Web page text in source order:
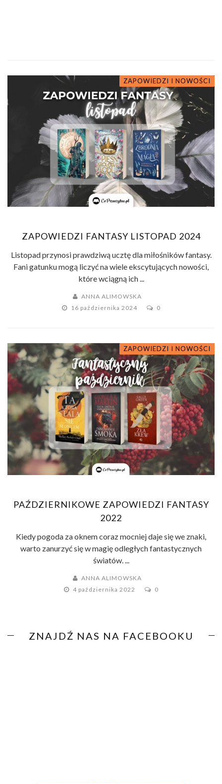
ZAPOWIEDZI I NOWOŚCI
ZAPOWIEDZI FANTASY LISTOPAD 2024
Listopad przynosi prawdziwą ucztę dla miłośników fantasy.
Fani gatunku mogą liczyć na wiele ekscytujących nowości,
które wciągną ich ...
ANNA ALIMOWSKA
16 października 2024
0
ZAPOWIEDZI I NOWOŚCI
PAŹDZIERNIKOWE ZAPOWIEDZI FANTASY
2022
Kiedy pogoda za oknem coraz mocniej daje się we znaki,
warto zanurzyć się w magię odległych fantastycznych
światów. ...
ANNA ALIMOWSKA
4 października 2022
0
ZNAJDŹ NAS NA FACEBOOKU